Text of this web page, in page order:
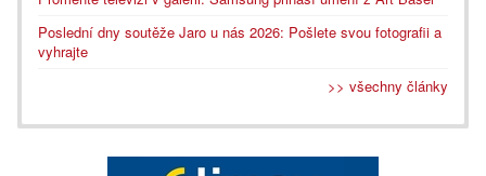
Poslední dny soutěže Jaro u nás 2026: Pošlete svou fotografii a
vyhrajte
>> všechny články